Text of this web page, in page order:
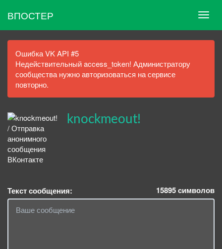
ВПОСТЕР
Ошибка VK API #5
Недействительный access_token! Администратору
сообщества нужно авторизоваться на сервисе
повторно.
knockmeout!
Текст сообщения: 15895символов